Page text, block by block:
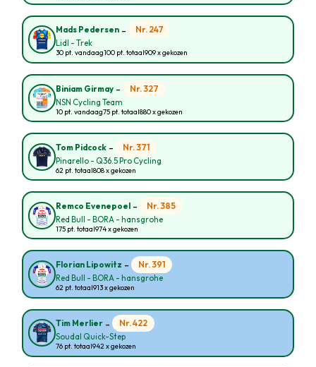
Mads Pedersen - Nr. 247
Lidl - Trek
30 pt. vandaag100 pt. totaal909 x gekozen
Biniam Girmay - Nr. 327
NSN Cycling Team
10 pt. vandaag75 pt. totaal880 x gekozen
Tom Pidcock - Nr. 371
Pinarello - Q36.5 Pro Cycling
62 pt. totaal808 x gekozen
Remco Evenepoel - Nr. 385
Red Bull - BORA - hansgrohe
175 pt. totaal974 x gekozen
Florian Lipowitz - Nr. 391
Red Bull - BORA - hansgrohe
62 pt. totaal913 x gekozen
Tim Merlier - Nr. 422
Soudal Quick-Step
76 pt. totaal942 x gekozen